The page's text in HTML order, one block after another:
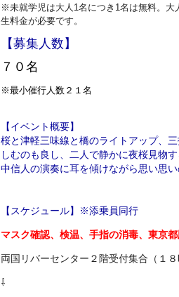
※未就学児は大人1名につき1名は無料。大
生料金が必要です。
【募集人数】
７０名
※最小催行人数２１名
【イベント概要】
桜と津軽三味線と橋のライトアップ、
しむのも良し、二人で静かに夜桜見物
中信人の演奏に耳を傾けながら思い思
【スケジュール】※添乗員同行
マスク確認、検温、手指の消毒、東京
両国リバーセンター２階受付集合（ １
⇩